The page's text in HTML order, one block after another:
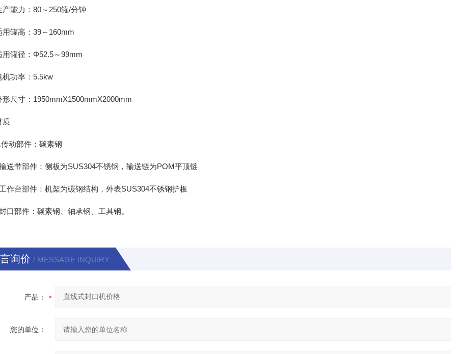
力：80～250罐/分钟
高：39～160mm
径：Φ52.5～99mm
功率：5.5kw
寸：1950mmX1500mmX2000mm
部件：碳素钢
带部件：侧板为SUS304不锈钢，输送链为POM平顶链
台部件：机架为碳钢结构，外表SUS304不锈钢护板
部件：碳素钢、轴承钢、工具钢。
询价 / MESSAGE INQUIRY
产品：
您的单位：